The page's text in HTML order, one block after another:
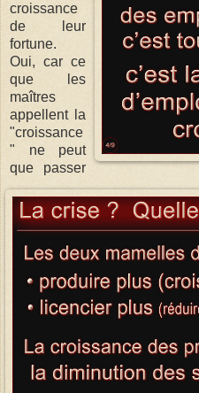
croissance
de leur
fortune.
Oui, car ce
que les
maîtres
appellent la
"croissance
" ne peut
que passer